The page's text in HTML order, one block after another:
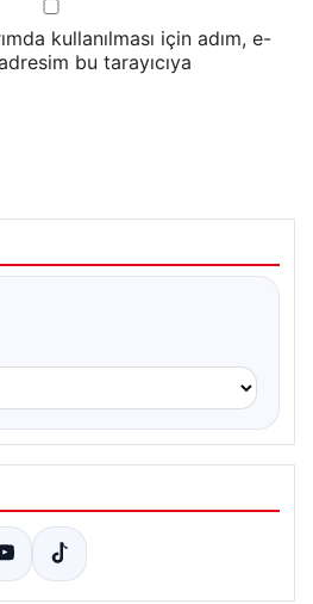
kullanılması için adım, e-
bu tarayıcıya